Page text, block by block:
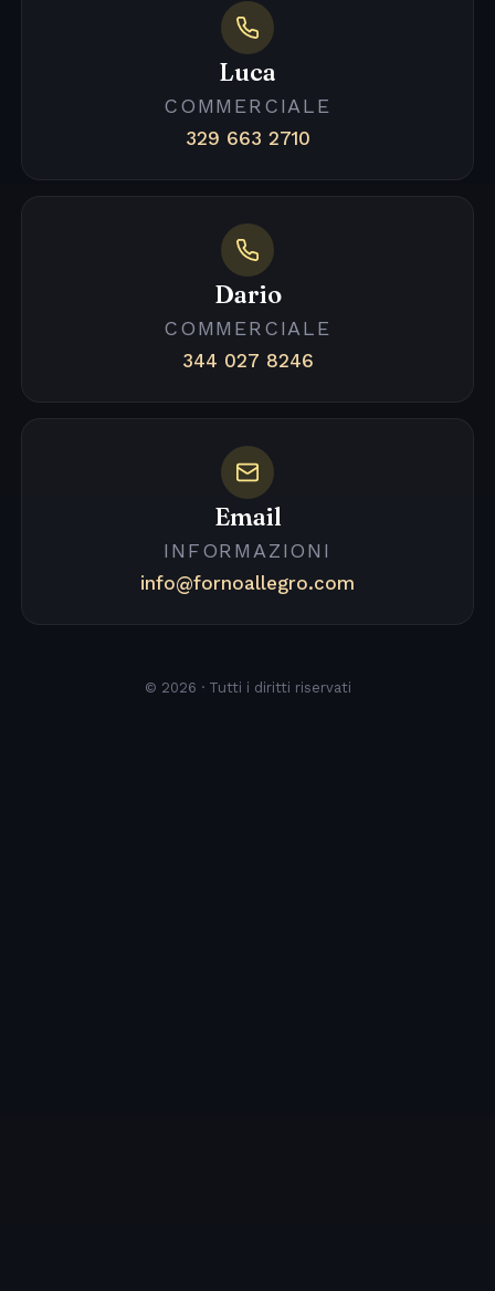
Luca
COMMERCIALE
329 663 2710
Dario
COMMERCIALE
344 027 8246
Email
INFORMAZIONI
info@fornoallegro.com
© 2026 · Tutti i diritti riservati